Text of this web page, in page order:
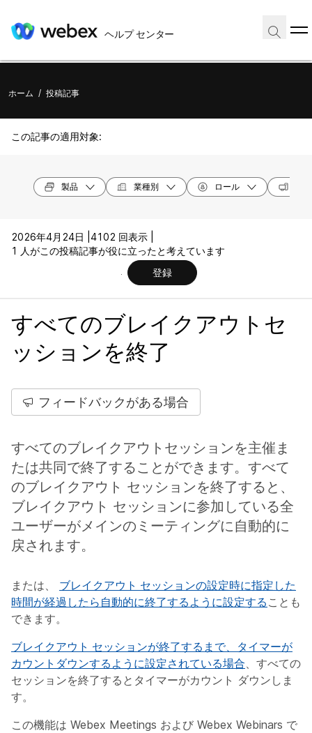
ヘルプ センター
ホーム / 投稿記事
この記事の適用対象:
製品 業種別 ロール
2026年4月24日 | 4102 回表示 |
1 人がこの投稿記事が役に立ったと考えています
登録
すべてのブレイクアウトセ
ッションを終了
フィードバックがある場合
すべてのブレイクアウトセッションを主催ま
たは共同で終了することができます。すべて
のブレイクアウト セッションを終了すると、
ブレイクアウト セッションに参加している全
ユーザーがメインのミーティングに自動的に
戻されます。
または、 ブレイクアウト セッションの設定時に指定した
時間が経過したら自動的に終了するように設定する ことも
できます。
ブレイクアウト セッションが終了するまで、タイマーが
カウントダウンするように設定されている場合、すべての
セッションを終了するとタイマーがカウント ダウンしま
す。
この機能は Webex Meetings および Webex Webinars で